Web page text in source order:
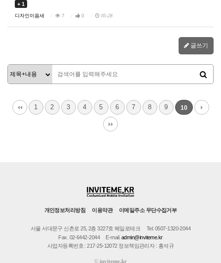
+ 1
디자인이음새 7 0 05-28
글쓰기
1 2 3 4 5 6 7 8 9 10
개인정보처리방침 이용약관 이메일주소 무단수집거부
서울 서대문구 신촌로 25, 2층 3227호 헤일로테크
Tel. 0507-1320-2044
Fax. 02-6442-2044
E-mail.admin@inviteme.kr
사업자등록번호 : 217-25-12072 정보책임관리자 : 홍석규
© inviteme.kr